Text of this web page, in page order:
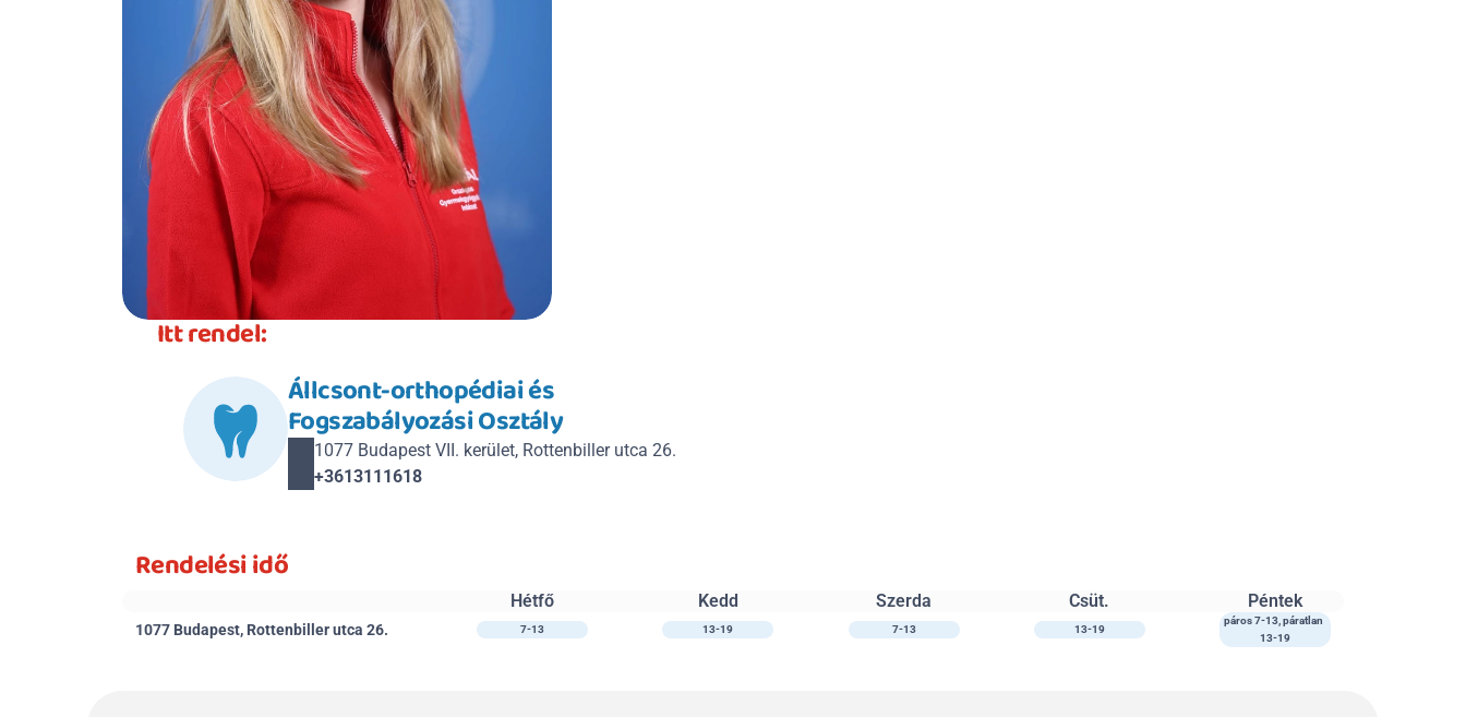
Itt rendel:
Állcsont-orthopédiai és
Fogszabályozási Osztály
1077 Budapest VII. kerület, Rottenbiller utca 26.
+3613111618
Rendelési idő
Hétfő Kedd Szerda Csüt. Péntek
1077 Budapest, Rottenbiller utca 26. 7-13 13-19 7-13 13-19
páros 7-13, páratlan
13-19